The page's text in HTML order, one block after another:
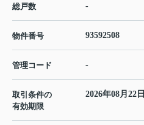
総戸数 -
物件番号 93592508
管理コード -
取引条件の
有効期限
2026年08月22日